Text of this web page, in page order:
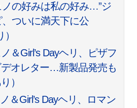
ノの好みは私の好み…”ジ
、ついに満天下に公
＆Girl’s Dayヘリ、ピザフ
デオレター…新製品発売も
）
＆Girl’s Dayヘリ、ロマン